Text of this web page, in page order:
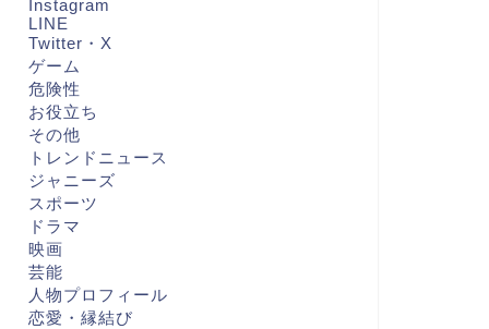
Instagram
LINE
Twitter・X
ゲーム
危険性
お役立ち
その他
トレンドニュース
ジャニーズ
スポーツ
ドラマ
映画
芸能
人物プロフィール
恋愛・縁結び